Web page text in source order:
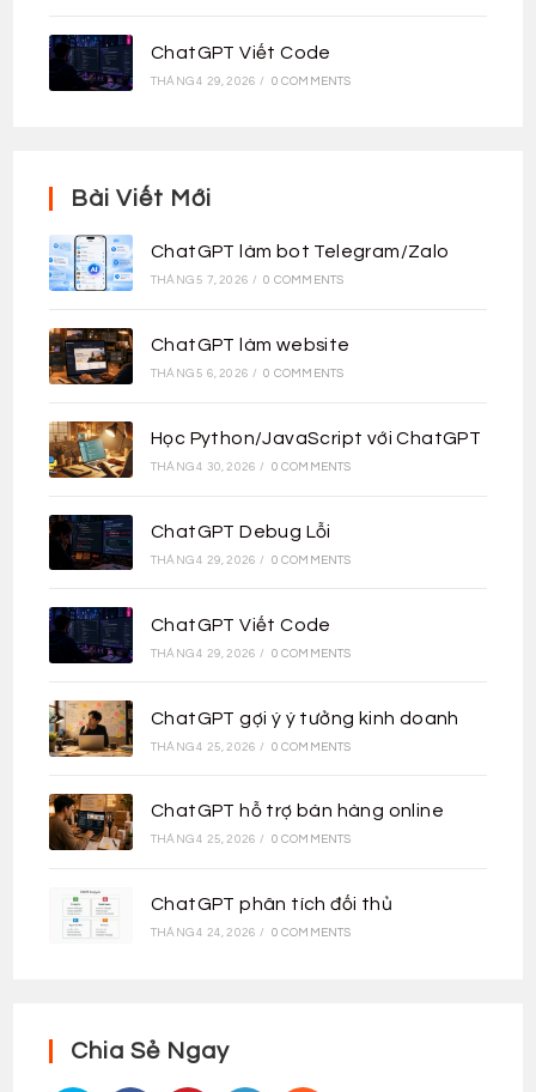
ChatGPT Viết Code
THÁNG 4 29, 2026 / 0 COMMENTS
Bài Viết Mới
ChatGPT làm bot Telegram/Zalo
THÁNG 5 7, 2026 / 0 COMMENTS
ChatGPT làm website
THÁNG 5 6, 2026 / 0 COMMENTS
Học Python/JavaScript với ChatGPT
THÁNG 4 30, 2026 / 0 COMMENTS
ChatGPT Debug Lỗi
THÁNG 4 29, 2026 / 0 COMMENTS
ChatGPT Viết Code
THÁNG 4 29, 2026 / 0 COMMENTS
ChatGPT gợi ý ý tưởng kinh doanh
THÁNG 4 25, 2026 / 0 COMMENTS
ChatGPT hỗ trợ bán hàng online
THÁNG 4 25, 2026 / 0 COMMENTS
ChatGPT phân tích đối thủ
THÁNG 4 24, 2026 / 0 COMMENTS
Chia Sẻ Ngay